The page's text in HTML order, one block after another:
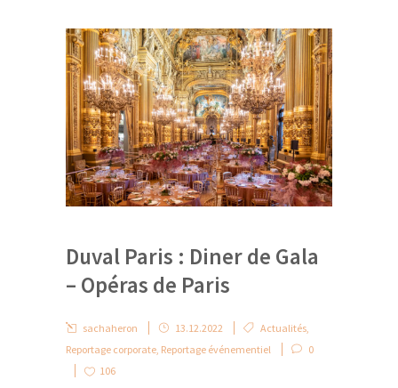
Duval Paris : Diner de Gala
– Opéras de Paris
sachaheron 13.12.2022 Actualités
Reportage corporate Reportage événementiel
0
106